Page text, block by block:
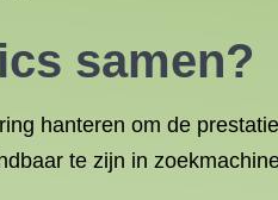
samen?
hanteren om de
te zijn in